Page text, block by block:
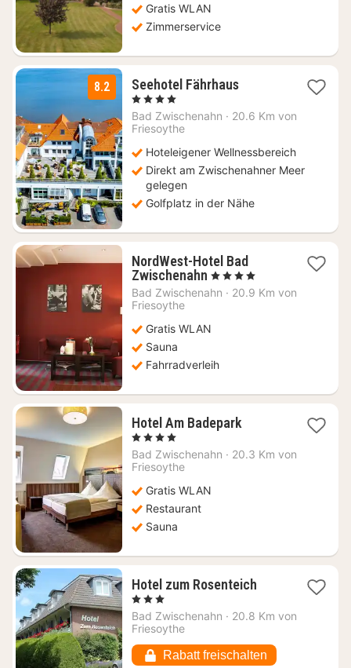
116,92
€
Gratis WLAN
Zimmerservice
8.2 Seehotel Fährhaus1
ab
, 4 Sterne
Bad Zwischenahn · 20.6 Km von
Friesoythe
Hoteleigener Wellnessbereich
Direkt am Zwischenahner Meer
gelegen
Golfplatz in der Nähe
NordWest-Hotel Bad
Zwischenahn 1
Nacht
€
, 4 Sterne
Bad Zwischenahn · 20.9 Km von
Friesoythe
Gratis WLAN
Sauna
Fahrradverleih
Hotel Am Badepark1
ab
, 4 Sterne
Bad Zwischenahn · 20.3 Km von
Friesoythe
Gratis WLAN
Restaurant
Sauna
Hotel zum Rosenteich1
ab
, 3 Sterne
Bad Zwischenahn · 20.8 Km von
Friesoythe
Rabatt freischalten